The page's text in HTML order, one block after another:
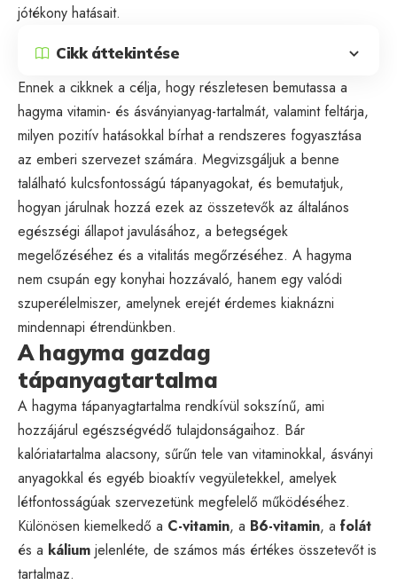
jótékony hatásait.
Cikk áttekintése
Ennek a cikknek a célja, hogy részletesen bemutassa a
hagyma vitamin- és ásványianyag-tartalmát, valamint feltárja,
milyen pozitív hatásokkal bírhat a rendszeres fogyasztása
az emberi szervezet számára. Megvizsgáljuk a benne
található kulcsfontosságú tápanyagokat, és bemutatjuk,
hogyan járulnak hozzá ezek az összetevők az általános
egészségi állapot javulásához, a betegségek
megelőzéséhez és a vitalitás megőrzéséhez. A hagyma
nem csupán egy konyhai hozzávaló, hanem egy valódi
szuperélelmiszer, amelynek erejét érdemes kiaknázni
mindennapi étrendünkben.
A hagyma gazdag
tápanyagtartalma
A hagyma tápanyagtartalma rendkívül sokszínű, ami
hozzájárul egészségvédő tulajdonságaihoz. Bár
kalóriatartalma alacsony, sűrűn tele van vitaminokkal, ásványi
anyagokkal és egyéb bioaktív vegyületekkel, amelyek
létfontosságúak szervezetünk megfelelő működéséhez.
Különösen kiemelkedő a C-vitamin, a B6-vitamin, a folát
és a kálium jelenléte, de számos más értékes összetevőt is
tartalmaz.